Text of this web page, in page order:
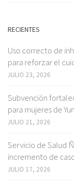
RECIENTES
Uso correcto de
para reforzar el
JULIO 23, 2026
Subvención
para mujeres de
JULIO 21, 2026
Servicio de Salud
incremento de
JULIO 17, 2026